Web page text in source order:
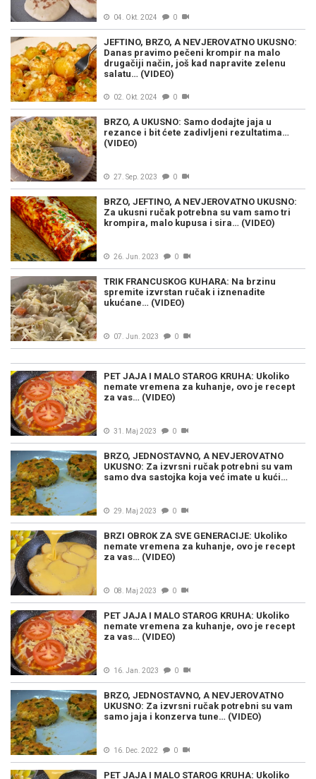
04. Okt. 2024 0
JEFTINO, BRZO, A NEVJEROVATNO UKUSNO:
Danas pravimo pečeni krompir na malo
drugačiji način, još kad napravite zelenu
salatu… (VIDEO)
02. Okt. 2024 0
BRZO, A UKUSNO: Samo dodajte jaja u
rezance i bit ćete zadivljeni rezultatima…
(VIDEO)
27. Sep. 2023 0
BRZO, JEFTINO, A NEVJEROVATNO UKUSNO:
Za ukusni ručak potrebna su vam samo tri
krompira, malo kupusa i sira… (VIDEO)
26. Jun. 2023 0
TRIK FRANCUSKOG KUHARA: Na brzinu
spremite izvrstan ručak i iznenadite
ukućane… (VIDEO)
07. Jun. 2023 0
PET JAJA I MALO STAROG KRUHA: Ukoliko
nemate vremena za kuhanje, ovo je recept
za vas… (VIDEO)
31. Maj 2023 0
BRZO, JEDNOSTAVNO, A NEVJEROVATNO
UKUSNO: Za izvrsni ručak potrebni su vam
samo dva sastojka koja već imate u kući…
29. Maj 2023 0
BRZI OBROK ZA SVE GENERACIJE: Ukoliko
nemate vremena za kuhanje, ovo je recept
za vas… (VIDEO)
08. Maj 2023 0
PET JAJA I MALO STAROG KRUHA: Ukoliko
nemate vremena za kuhanje, ovo je recept
za vas… (VIDEO)
16. Jan. 2023 0
BRZO, JEDNOSTAVNO, A NEVJEROVATNO
UKUSNO: Za izvrsni ručak potrebni su vam
samo jaja i konzerva tune… (VIDEO)
16. Dec. 2022 0
PET JAJA I MALO STAROG KRUHA: Ukoliko